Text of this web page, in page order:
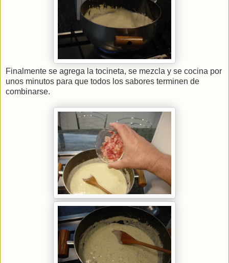
Finalmente se agrega la tocineta, se mezcla y se cocina por
unos minutos para que todos los sabores terminen de
combinarse.